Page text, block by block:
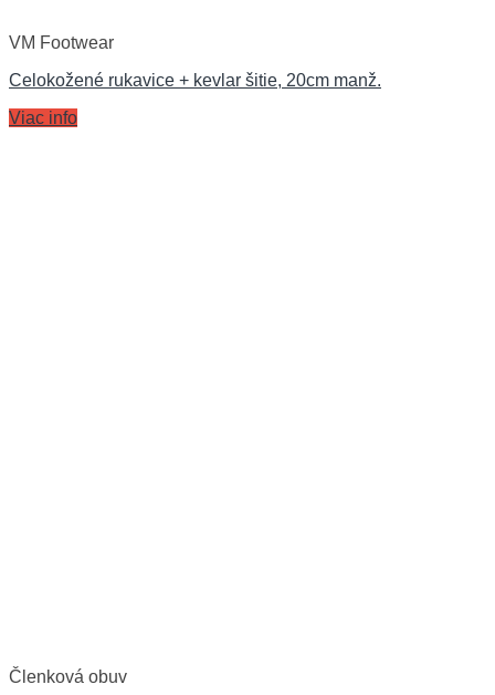
VM Footwear
Celokožené rukavice + kevlar šitie, 20cm manž.
Viac info
Členková obuv